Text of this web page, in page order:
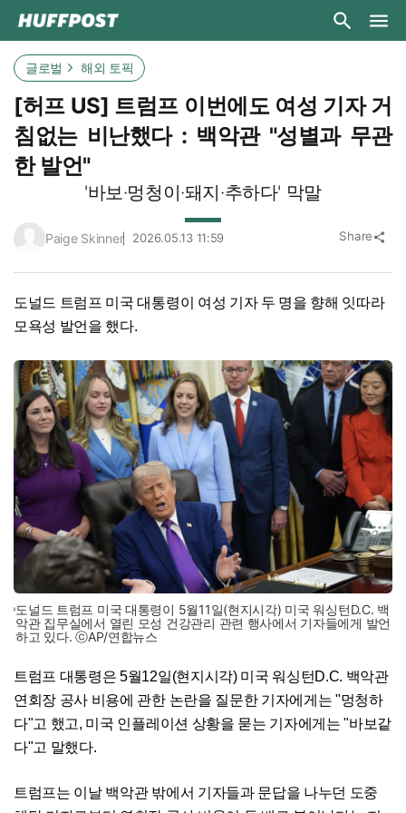
글로벌 해외 토픽
[허프 US] 트럼프 이번에도 여성 기자 거
침없는 비난했다 : 백악관 "성별과 무관
한 발언"
'바보·멍청이·돼지·추하다' 막말
Paige Skinner 2026.05.13 11:59 Share share
도널드 트럼프 미국 대통령이 여성 기자 두 명을 향해 잇따라
모욕성 발언을 했다.
도널드 트럼프 미국 대통령이 5월11일(현지시각) 미국 워싱턴D.C. 백
악관 집무실에서 열린 모성 건강관리 관련 행사에서 기자들에게 발언
하고 있다. ⓒAP/연합뉴스
트럼프 대통령은 5월12일(현지시각) 미국 워싱턴D.C. 백악관
연회장 공사 비용에 관한 논란을 질문한 기자에게는 "멍청하
다"고 했고, 미국 인플레이션 상황을 묻는 기자에게는 "바보같
다"고 말했다.
트럼프는 이날 백악관 밖에서 기자들과 문답을 나누던 도중